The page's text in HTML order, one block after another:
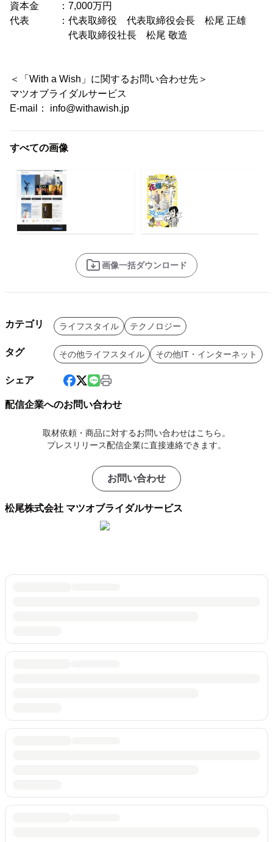
資本金 ：7,000万円
代表 ：代表取締役 代表取締役会長 松尾 正雄
代表取締役社長 松尾 敬造
＜「With a Wish」に関するお問い合わせ先＞
マツオブライダルサービス
E-mail： info@withawish.jp
すべての画像
画像一括ダウンロード
カテゴリ ライフスタイル テクノロジー
タグ その他ライフスタイル その他IT・インターネット
シェア
配信企業へのお問い合わせ
取材依頼・商品に対するお問い合わせはこちら。
プレスリリース配信企業に直接連絡できます。
お問い合わせ
松尾株式会社 マツオブライダルサービス